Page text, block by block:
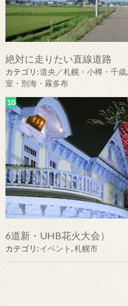
絶対に走りたい直線道路
カテゴリ:道央／札幌・小樽・千歳,
室・別海・霧多布
6道新・UHB花火大会）
カテゴリ:イベント,札幌市